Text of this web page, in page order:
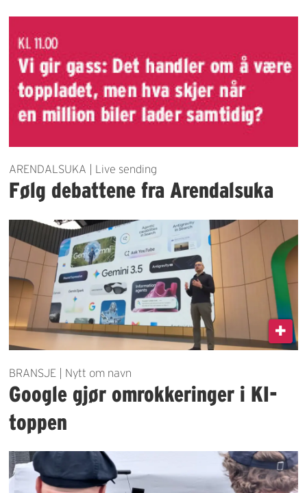
ARENDALSUKA | Live sending
Følg debattene fra Arendalsuka
BRANSJE | Nytt om navn
Google gjør omrokkeringer i KI-
toppen